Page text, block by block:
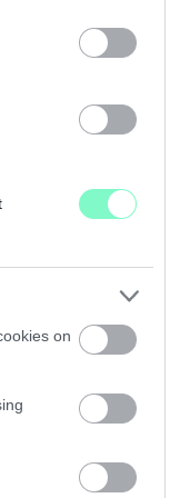
on
LE A RENDŐRÖK